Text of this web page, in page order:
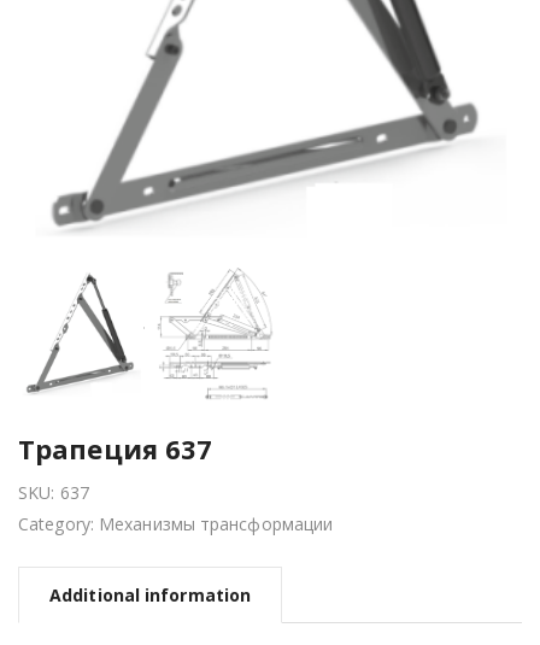
Трапеция 637
SKU: 637
Category: Механизмы трансформации
Additional information